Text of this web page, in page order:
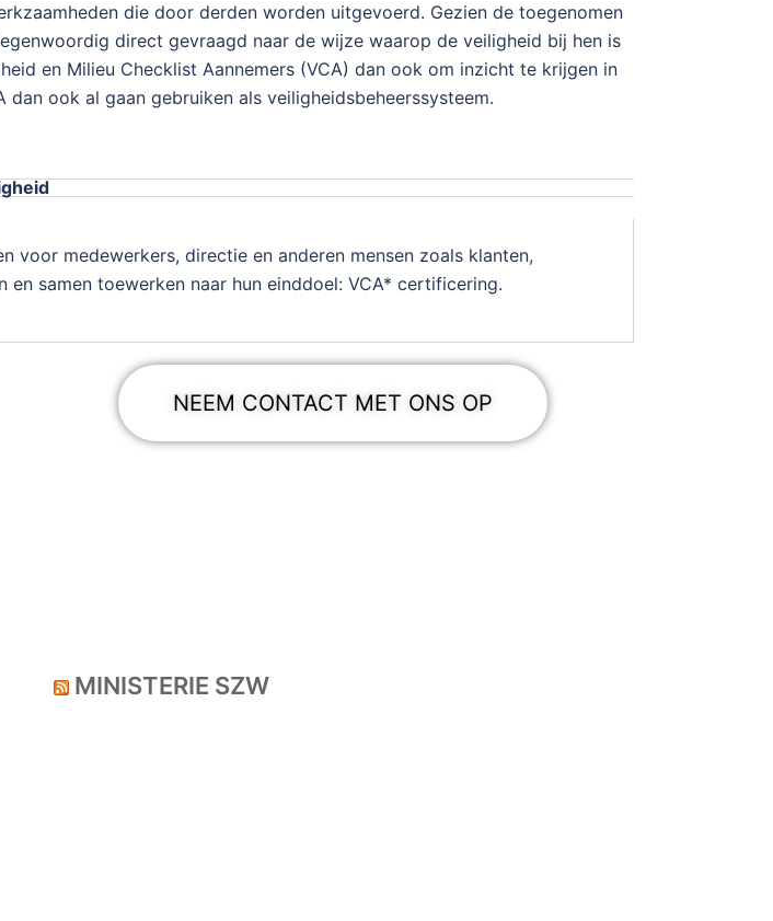
die door derden worden uitgevoerd. Gezien de toegenomen
direct gevraagd naar de wijze waarop de veiligheid bij hen is
en Milieu Checklist Aannemers (VCA) dan ook om inzicht te krijgen in
ook al gaan gebruiken als veiligheidsbeheerssysteem.
voor medewerkers, directie en anderen mensen zoals klanten,
samen toewerken naar hun einddoel: VCA* certificering.
NEEM CONTACT MET ONS OP
MINISTERIE SZW